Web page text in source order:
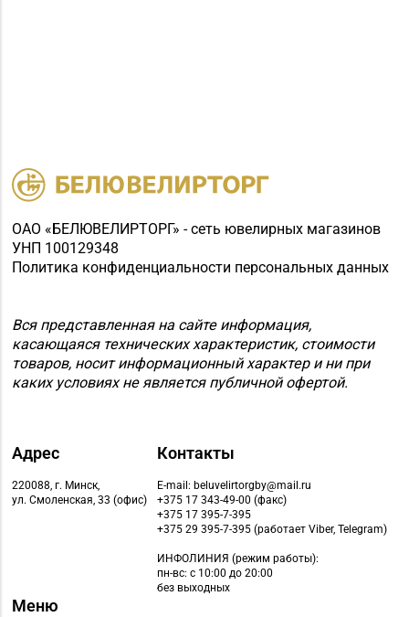
ОАО «БЕЛЮВЕЛИРТОРГ» - сеть ювелирных магазинов
УНП 100129348
Политика конфиденциальности персональных данных
Вся представленная на сайте информация,
касающаяся технических характеристик, стоимости
товаров, носит информационный характер и ни при
каких условиях не является публичной офертой.
Адрес
220088, г. Минск,
ул. Смоленская, 33 (офис)
Контакты
E-mail: beluvelirtorgby@mail.ru
+375 17 343-49-00 (факс)
+375 17 395-7-395
+375 29 395-7-395 (работает Viber, Telegram)
ИНФОЛИНИЯ (режим работы):
пн-вс: с 10:00 до 20:00
без выходных
Меню